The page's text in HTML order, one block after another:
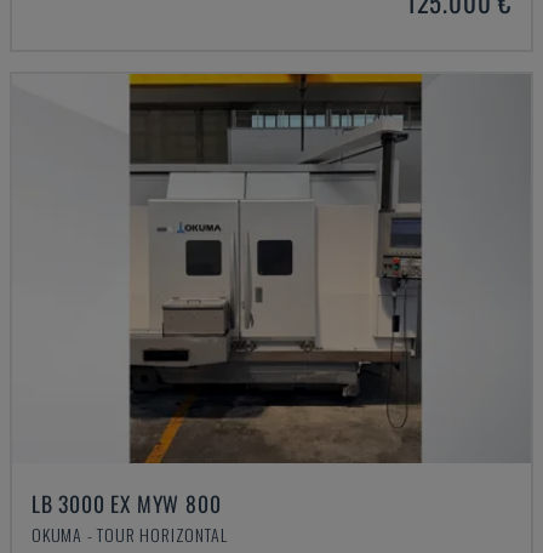
LB 3000 EX MYW 800
OKUMA - TOUR HORIZONTAL